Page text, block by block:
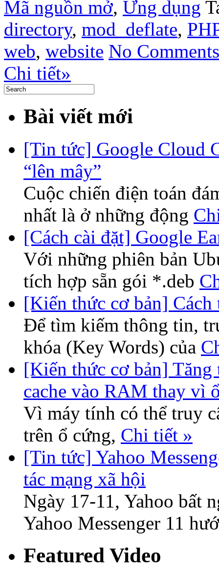
Mã nguồn mở, Ứng dụng
directory, mod_deflate,
web, website No
Chi tiết»
Bài viết mới
[Tin tức] Google Cloud
“lên mây”
Cuộc chiến điện toán
nhất là ở những động
[Cách cài đặt] Google
Với những phiên bản
tích hợp sẵn gói *.deb
[Kiến thức cơ bản]
Để tìm kiếm thông tin,
khóa (Key Words) của
[Kiến thức cơ bản] Tăng
cache vào RAM thay vì
Vì máy tính có thể truy
trên ổ cứng, Chi tiết »
[Tin tức] Yahoo
tác mạng xã hội
Ngày 17-11, Yahoo bất
Yahoo Messenger 11
Featured Video